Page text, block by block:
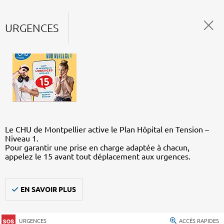
URGENCES
Le CHU de Montpellier active le Plan Hôpital en Tension –
Niveau 1.
Pour garantir une prise en charge adaptée à chacun,
appelez le 15 avant tout déplacement aux urgences.
EN SAVOIR PLUS
URGENCES ACCÈS RAPIDES